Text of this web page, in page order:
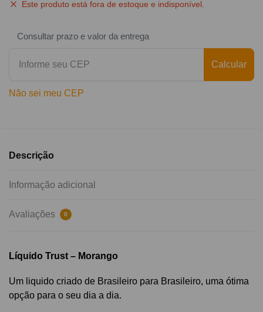
Este produto está fora de estoque e indisponível.
Consultar prazo e valor da entrega
Calcular
Não sei meu CEP
Descrição
Informação adicional
Avaliações 0
Líquido Trust – Morango
Um liquido criado de Brasileiro para Brasileiro, uma ótima
opção para o seu dia a dia.